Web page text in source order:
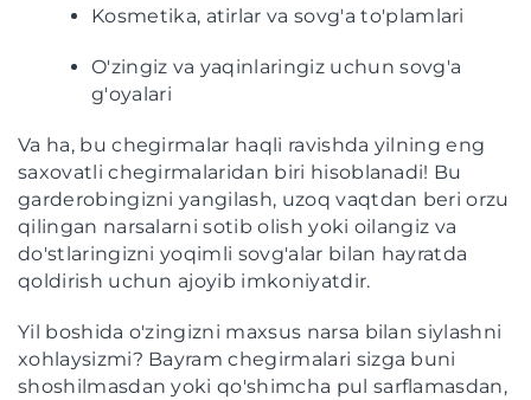
Kosmetika, atirlar va sovg'a to'plamlari
O'zingiz va yaqinlaringiz uchun sovg'a
g'oyalari
Va ha, bu chegirmalar haqli ravishda yilning eng
saxovatli chegirmalaridan biri hisoblanadi! Bu
garderobingizni yangilash, uzoq vaqtdan beri orzu
qilingan narsalarni sotib olish yoki oilangiz va
do'stlaringizni yoqimli sovg'alar bilan hayratda
qoldirish uchun ajoyib imkoniyatdir.
Yil boshida o'zingizni maxsus narsa bilan siylashni
xohlaysizmi? Bayram chegirmalari sizga buni
shoshilmasdan yoki qo'shimcha pul sarflamasdan,